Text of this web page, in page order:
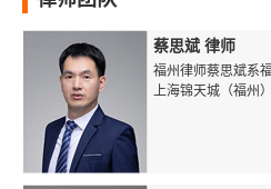
蔡思斌 律师
福州律师蔡思斌系
上海锦天城（福州